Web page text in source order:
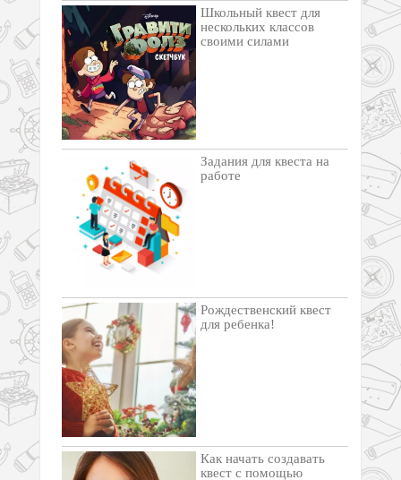
Школьный квест для
нескольких классов
своими силами
Задания для квеста на
работе
Рождественский квест
для ребенка!
Как начать создавать
квест с помощью